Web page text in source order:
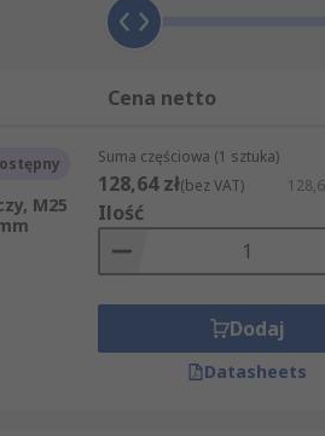
należy używać klucza do złączy,
używane do przewodu
dokręcenia.
Cena netto
M25
Suma częściowa (1 sztuka)
128,64 zł(bez VAT)
Ilość
Dodaj
Datasheets